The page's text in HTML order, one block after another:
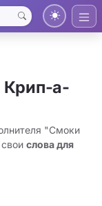
Крип-а-
"Смоки
слова для